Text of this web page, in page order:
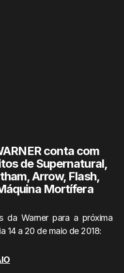
conta com
de Supernatural,
Arrow, Flash,
Mortífera
da Warner para a próxima
14 a 20 de maio de 2018: